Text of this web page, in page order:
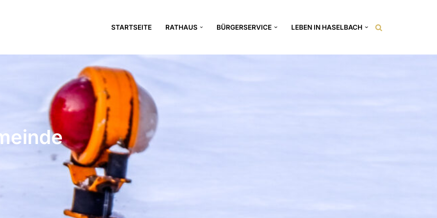
STARTSEITE RATHAUS BÜRGERSERVICE LEBEN IN HASELBACH